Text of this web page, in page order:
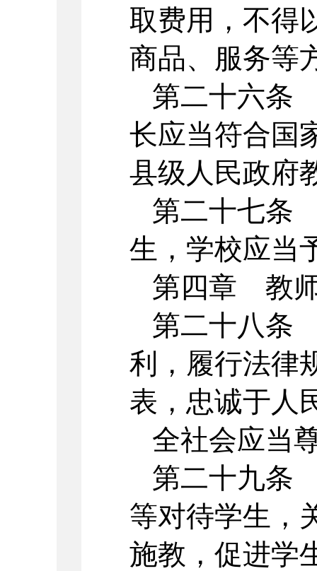
取费用，不得
商品、服务等
第二十六条
长应当符合国
县级人民政府
第二十七条
生，学校应当
第四章 教
第二十八条
利，履行法律
表，忠诚于人
全社会应当
第二十九条
等对待学生，
施教，促进学